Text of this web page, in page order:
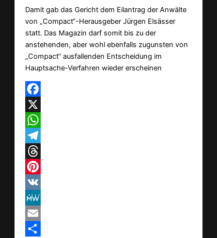
Damit gab das Gericht dem Eilantrag der Anwälte
von „Compact“-Herausgeber Jürgen Elsässer
statt. Das Magazin darf somit bis zu der
anstehenden, aber wohl ebenfalls zugunsten von
„Compact“ ausfallenden Entscheidung im
Hauptsache-Verfahren wieder erscheinen
Facebook
X
WhatsApp
Telegram
Threads
Pinterest
VK
MeWe
Email